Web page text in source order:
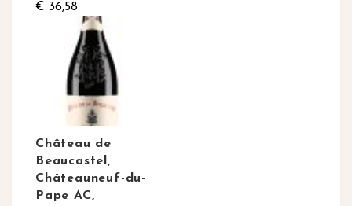
€ 36,58
Château de
Beaucastel,
Châteauneuf-du-
Pape AC,